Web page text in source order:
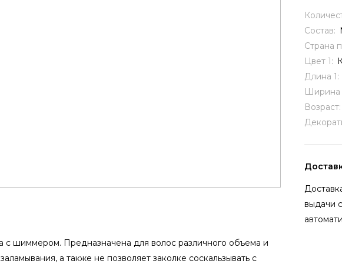
с шиммером. Предназначена для волос различного объема и
а также не позволяет заколке соскальзывать с
Состав:
Страна
Цвет 1:
Длина 1:
Ширина
Возраст:
выдачи